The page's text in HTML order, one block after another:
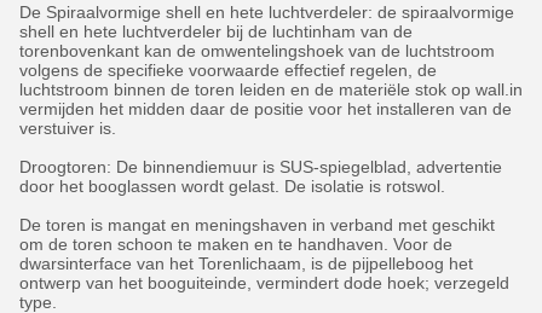
De Spiraalvormige shell en hete luchtverdeler: de spiraalvormige
shell en hete luchtverdeler bij de luchtinham van de
torenbovenkant kan de omwentelingshoek van de luchtstroom
volgens de specifieke voorwaarde effectief regelen, de
luchtstroom binnen de toren leiden en de materiële stok op wall.in
vermijden het midden daar de positie voor het installeren van de
verstuiver is.
Droogtoren: De binnendiemuur is SUS-spiegelblad, advertentie
door het booglassen wordt gelast. De isolatie is rotswol.
De toren is mangat en meningshaven in verband met geschikt
om de toren schoon te maken en te handhaven. Voor de
dwarsinterface van het Torenlichaam, is de pijpelleboog het
ontwerp van het booguiteinde, vermindert dode hoek; verzegeld
type.